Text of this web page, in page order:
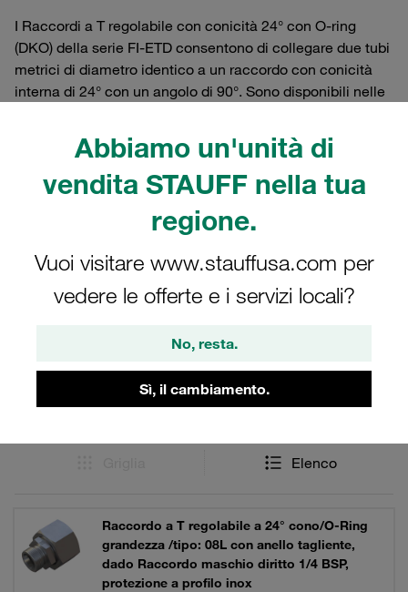
Abbiamo un'unità di
vendita STAUFF nella tua
regione.
Vuoi visitare www.stauffusa.com per
vedere le offerte e i servizi locali?
No, resta.
Sì, il cambiamento.
I Raccordi a T regolabile con conicità 24° con O-ring
(DKO) della serie FI-ETD consentono di collegare due tubi
metrici di diametro identico a un raccordo con conicità
interna di 24° con un angolo di 90°. Sono disponibili nelle
8434-1 / DIN 2353 e sono adatti per pressioni nominali
fino a 800 bar. Raccordi per tubazioni e anelli taglienti
della serie STAUFF Raccordi in acciaio inox con conicità
Filtri / Ordinamento
Inox - Raccordi 24° con O-ring (DKO)
Elenco
Raccordo a T regolabile a 24° cono/O-Ring
grandezza /tipo: 08L con anello tagliente,
dado Raccordo maschio diritto 1/4 BSP,
protezione a profilo inox